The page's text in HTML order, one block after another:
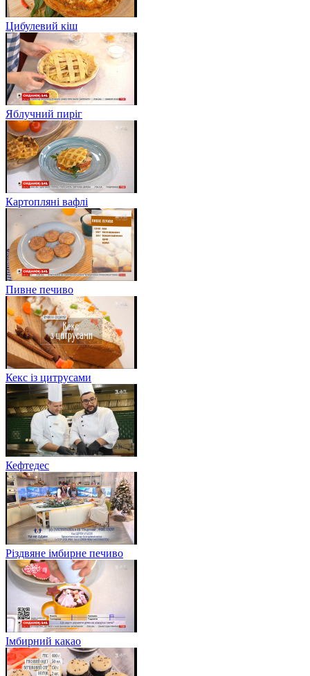
Цибулевий кіш
Яблучний пиріг
Картопляні вафлі
Пивне печиво
Кекс із цитрусами
Кефтедес
Різдвяне імбирне печиво
Імбирний какао